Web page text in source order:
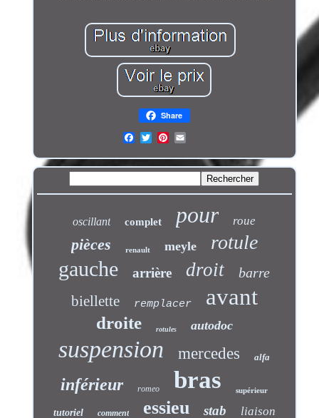
Share
oscillant complet pour roue
pièces renault meyle rotule
gauche arrière droit barre
biellette remplacer avant
droite rotules autodoc
suspension mercedes alfa
inférieur romeo bras supérieur
tutoriel comment essieu stab liaison